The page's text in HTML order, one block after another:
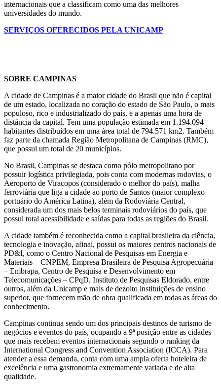
internacionais que a classificam como uma das melhores
universidades do mundo.
SERVIÇOS OFERECIDOS PELA UNICAMP
SOBRE CAMPINAS
A cidade de Campinas é a maior cidade do Brasil que não é capital
de um estado, localizada no coração do estado de São Paulo, o mais
populoso, rico e industrializado do país, e a apenas uma hora de
distância da capital. Tem uma população estimada em 1.194.094
habitantes distribuídos em uma área total de 794.571 km2. Também
faz parte da chamada Região Metropolitana de Campinas (RMC),
que possui um total de 20 municípios.
No Brasil, Campinas se destaca como pólo metropolitano por
possuir logística privilegiada, pois conta com modernas rodovias, o
Aeroporto de Viracopos (considerado o melhor do país), malha
ferroviária que liga a cidade ao porto de Santos (maior complexo
portuário do América Latina), além da Rodoviária Central,
considerada um dos mais belos terminais rodoviários do país, que
possui total acessibilidade e saídas para todas as regiões do Brasil.
A cidade também é reconhecida como a capital brasileira da ciência,
tecnologia e inovação, afinal, possui os maiores centros nacionais de
PD&I, como o Centro Nacional de Pesquisas em Energia e
Materiais – CNPEM, Empresa Brasileira de Pesquisa Agropecuária
– Embrapa, Centro de Pesquisa e Desenvolvimento em
Telecomunicações – CPqD, Instituto de Pesquisas Eldorado, entre
outros, além da Unicamp e mais de dezoito instituições de ensino
superior, que fornecem mão de obra qualificada em todas as áreas do
conhecimento.
Campinas continua sendo um dos principais destinos de turismo de
negócios e eventos do país, ocupando a 9ª posição entre as cidades
que mais recebem eventos internacionais segundo o ranking da
International Congress and Convention Association (ICCA). Para
atender a essa demanda, conta com uma ampla oferta hoteleira de
excelência e uma gastronomia extremamente variada e de alta
qualidade.